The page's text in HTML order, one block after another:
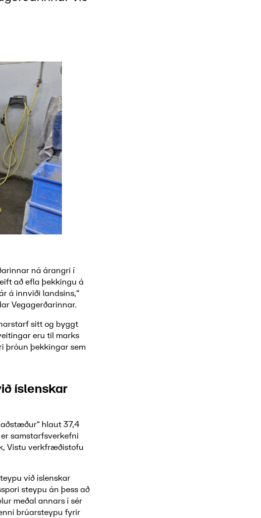
ná árangri í
að efla þekkingu á
á innviði landsins,“
Vegagerðarinnar.
sitt og byggt
eru til marks
þróun þekkingar sem
íslenskar
hlaut 37,4
samstarfsverkefni
Vistu verkfræðistofu
við íslenskar
steypu án þess að
meðal annars í sér
brúarsteypu fyrir